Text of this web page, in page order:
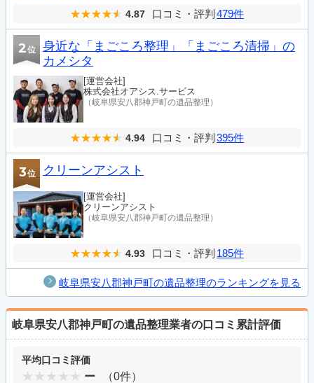
4.87 口コミ・評判 479件
2位
身近な「まごころ整理」「まごころ清掃」の
カメシタ
[運営会社]
株式会社オアシス.サービス
（岐阜県安八郡神戸町の遺品整理）
4.94 口コミ・評判 395件
3位 クリーンアシスト
[運営会社]
クリーンアシスト
（岐阜県安八郡神戸町の遺品整理）
4.93 口コミ・評判 185件
岐阜県安八郡神戸町の遺品整理のランキングを見る
岐阜県安八郡神戸町の遺品整理業者の口コミ累計評価
平均口コミ評価
ー （0件）